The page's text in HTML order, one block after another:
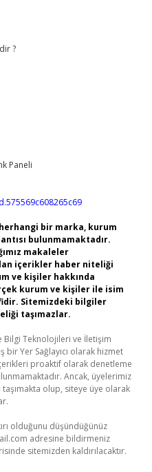
?
bir marka, kurum
bulunmamaktadır.
makaleler
içerikler haber niteliği
ve kişiler hakkında
kurum ve kişiler ile isim
Sitemizdeki bilgiler
taşımazlar.
Bilgi Teknolojileri ve İletişim
bir Yer Sağlayıcı olarak hizmet
proaktif olarak denetleme
Ancak, üyelerimiz
olup, siteye üye olarak
olduğunu düşündüğünüz
adresine bildirmeniz
sitemizden kaldırılacaktır.